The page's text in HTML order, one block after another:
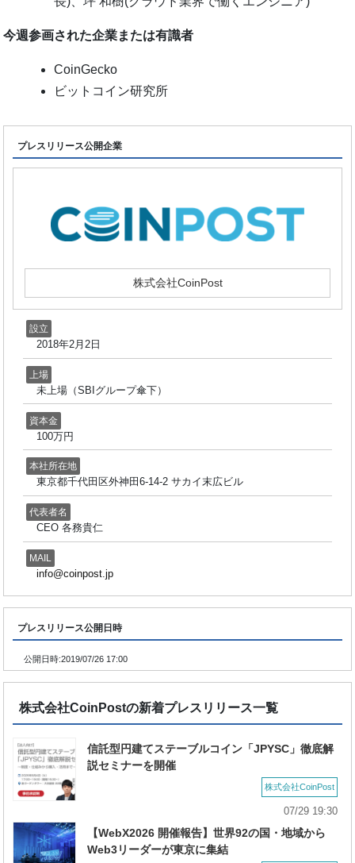
今週参画された企業または有識者
CoinGecko
ビットコイン研究所
プレスリリース公開企業
株式会社CoinPost
設立
2018年2月2日
上場
未上場（SBIグループ傘下）
資本金
100万円
本社所在地
東京都千代田区外神田6-14-2 サカイ末広ビル
代表者名
CEO 各務貴仁
MAIL
info@coinpost.jp
プレスリリース公開日時
公開日時:2019/07/26 17:00
株式会社CoinPostの新着プレスリリース一覧
信託型円建てステーブルコイン「JPYSC」徹底解
説セミナーを開催
株式会社CoinPost
07/29 19:30
【WebX2026 開催報告】世界92の国・地域から
Web3リーダーが東京に集結